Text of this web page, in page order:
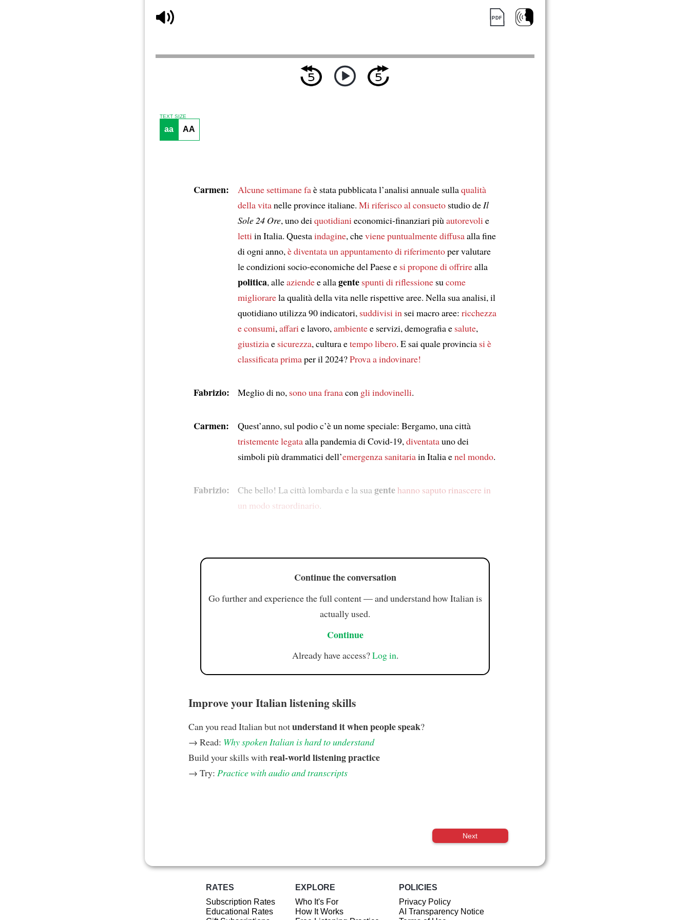
TEXT SIZE
aa AA
Carmen: Alcune settimane faè stata pubblicata l’analisi annuale sullaqualità
della vitanelle province italiane. Mi riferisco al consuetostudio de Il
Sole 24 Ore, uno dei quotidiani economici-finanziari più autorevoli e
letti in Italia. Questaindagine, cheviene puntualmente diffusaalla fine
di ogni anno, è diventataun appuntamento di riferimentoper valutare
le condizioni socio-economiche del Paese e si propone di offrirealla
politica, alleaziendee allagente spunti di riflessionesu come
migliorarela qualità della vita nelle rispettive aree. Nella sua analisi, il
quotidiano utilizza 90 indicatori, suddivisi in sei macro aree: ricchezza
e consumi, affari e lavoro, ambientee servizi, demografia e salute,
giustiziae sicurezza, cultura etempo libero. E sai quale provincia si è
classificata primaper il 2024?Prova a indovinare!
Fabrizio: Meglio di no, sono una franacon gli indovinelli.
Carmen:
Quest’anno, sul podio c’è un nome speciale: Bergamo, una città
tristementelegataalla pandemia di Covid-19, diventatauno dei
simboli più drammatici dell’emergenza sanitariain Italia enel mondo.
Fabrizio: Che bello! La città lombarda e la sua gente hanno saputo rinascere in
un modo straordinario.
Continue the conversation
Go further and experience the full content — and understand how Italian is
actually used.
Continue
Already have access?Log in.
Improve your Italian listening skills
Can you read Italian but notunderstand it when people speak?
→ Read: Why spoken Italian is hard to understand
Build your skills with real-world listening practice
→ Try: Practice with audio and transcripts
Next
RATES
Subscription Rates
Educational Rates
EXPLORE
Who It's For
How It Works
POLICIES
Privacy Policy
AI Transparency Notice